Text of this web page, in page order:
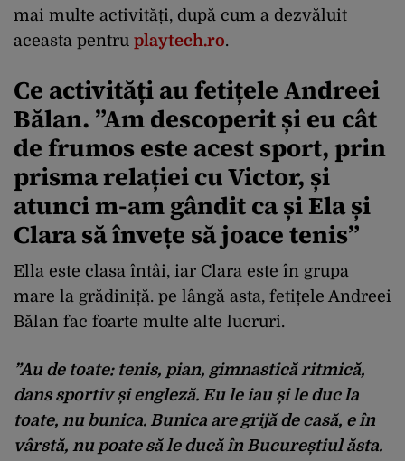
mai multe activități, după cum a dezvăluit
aceasta pentru playtech.ro.
Ce activități au fetițele Andreei
Bălan. ”Am descoperit și eu cât
de frumos este acest sport, prin
prisma relației cu Victor, și
atunci m-am gândit ca și Ela și
Clara să învețe să joace tenis”
Ella este clasa întâi, iar Clara este în grupa
mare la grădiniță. pe lângă asta, fetițele Andreei
Bălan fac foarte multe alte lucruri.
”Au de toate: tenis, pian, gimnastică ritmică,
dans sportiv și engleză. Eu le iau și le duc la
toate, nu bunica. Bunica are grijă de casă, e în
vârstă, nu poate să le ducă în Bucureștiul ăsta.